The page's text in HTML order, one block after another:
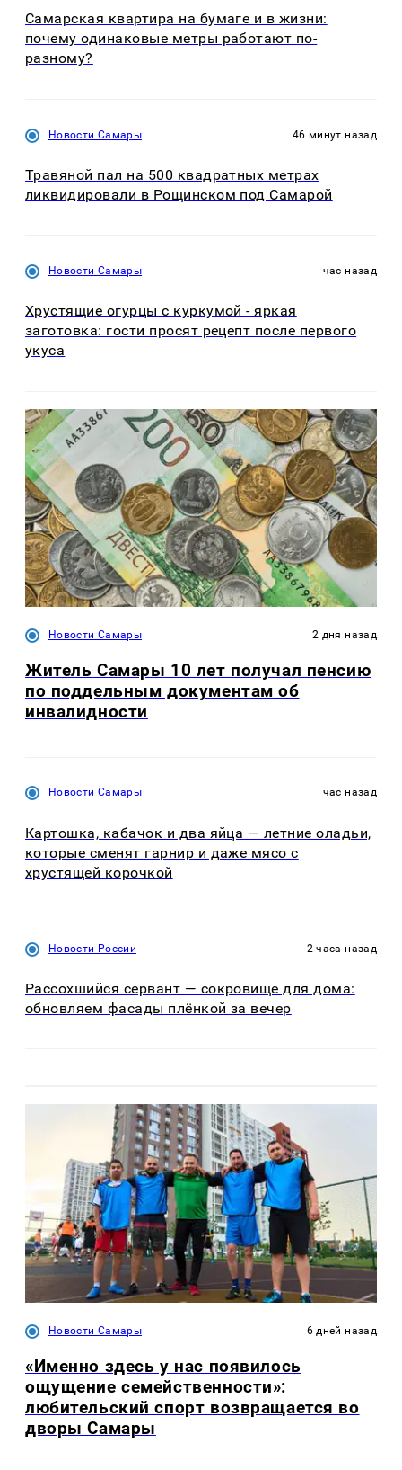
Самарская квартира на бумаге и в жизни:
почему одинаковые метры работают по-
разному?
Новости Самары 46 минут назад
Травяной пал на 500 квадратных метрах
ликвидировали в Рощинском под Самарой
Новости Самары час назад
Хрустящие огурцы с куркумой - яркая
заготовка: гости просят рецепт после первого
укуса
Новости Самары 2 дня назад
Житель Самары 10 лет получал пенсию
по поддельным документам об
инвалидности
Новости Самары час назад
Картошка, кабачок и два яйца — летние оладьи,
которые сменят гарнир и даже мясо с
хрустящей корочкой
Новости России 2 часа назад
Рассохшийся сервант — сокровище для дома:
обновляем фасады плёнкой за вечер
Новости Самары 6 дней назад
«Именно здесь у нас появилось
ощущение семейственности»:
любительский спорт возвращается во
дворы Самары